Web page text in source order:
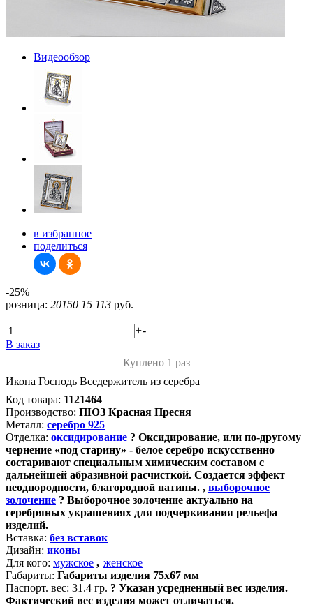
Видеообзор
в избранное
поделиться
-25%
розница: 20150 15 113 руб.
+-
В заказ
Куплено 1 раз
Икона Господь Вседержитель из серебра
Код товара: 1121464
Производство: ПЮЗ Красная Пресня
Металл: серебро 925
Отделка: оксидирование ? Оксидирование, или по-другому
чернение «под старину» - белое серебро искусственно
состаривают специальным химическим составом с
дальнейшей абразивной расчисткой. Создается эффект
неоднородности, благородной патины. , выборочное
золочение ? Выборочное золочение актуально на
серебряных украшениях для подчеркивания рельефа
изделий.
Вставка: без вставок
Дизайн: иконы
Для кого: мужское , женское
Габариты: Габариты изделия 75х67 мм
Паспорт. вес: 31.4 гр. ? Указан усредненный вес изделия.
Фактический вес изделия может отличаться.